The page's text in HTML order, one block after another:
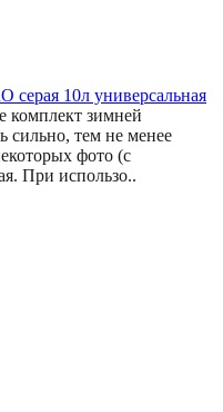
серая 10л универсальная
комплект зимней
сильно, тем не менее
фото (с
При использо..